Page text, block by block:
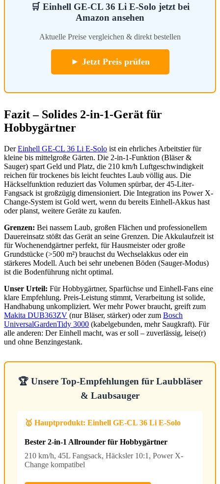
🛒 Einhell GE-CL 36 Li E-Solo jetzt bei
Amazon ansehen
Aktuelle Preise vergleichen & direkt bestellen
► Jetzt Preis prüfen
Fazit – Solides 2-in-1-Gerät für
Hobbygärtner
DerEinhell GE-CL 36 Li E-Solo ist ein ehrliches Arbeitstier für
kleine bis mittelgroße Gärten. Die 2-in-1-Funktion (Bläser &
Sauger) spart Geld und Platz, die 210 km/h Luftgeschwindigkeit
reichen für trockenes bis leicht feuchtes Laub völlig aus. Die
Häckselfunktion reduziert das Volumen spürbar, der 45-Liter-
Fangsack ist großzügig dimensioniert. Die Integration ins Power X-
Change-System ist Gold wert, wenn du bereits Einhell-Akkus hast
oder planst, weitere Geräte zu kaufen.
Grenzen: Bei nassem Laub, großen Flächen und professionellem
Dauereinsatz stößt das Gerät an seine Grenzen. Die Akkulaufzeit ist
für Wochenendgärtner perfekt, für Hausmeister oder große
Grundstücke (>500 m²) brauchst du Wechselakkus oder ein
stärkeres Modell. Auch bei sehr unebenen Böden (Sauger-Modus)
ist die Bodenführung nicht optimal.
Unser Urteil: Für Hobbygärtner, Sparfüchse und Einhell-Fans eine
klare Empfehlung. Preis-Leistung stimmt, Verarbeitung ist solide,
Handhabung unkompliziert. Wer mehr Power braucht, greift zum
Makita DUB363ZV (nur Bläser, stärker) oder zum Bosch
UniversalGardenTidy 3000 (kabelgebunden, mehr Saugkraft). Für
alle anderen: Der Einhell macht, was er soll – zuverlässig, leise(r)
und ohne Benzingestank.
🏆 Unsere Top-Empfehlungen für Laubbläser
& Laubsauger
🥇 Hauptprodukt: Einhell GE-CL 36 Li E-Solo
Bester 2-in-1 Allrounder für Hobbygärtner
210 km/h, 45L Fangsack, Häcksler 10:1, Power X-
Change kompatibel